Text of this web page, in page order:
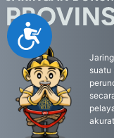
Accessibility
suatu